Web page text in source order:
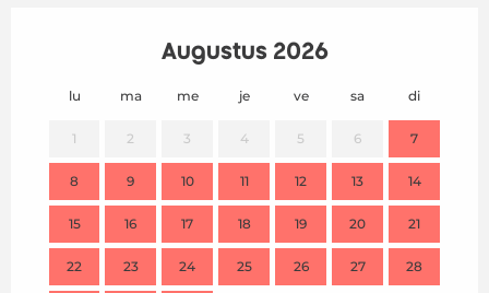
Augustus 2026
lu ma me je ve sa di
1 2 3 4 5 6 7
8 9 10 11 12 13 14
15 16 17 18 19 20 21
22 23 24 25 26 27 28